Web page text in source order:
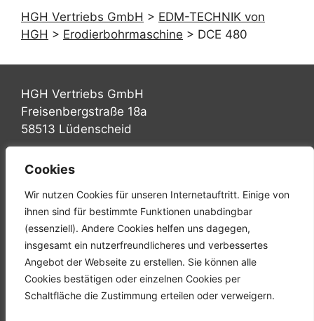
Cookies
Wir nutzen Cookies für unseren Internetauftritt. Einige von
ihnen sind für bestimmte Funktionen unabdingbar
(essenziell). Andere Cookies helfen uns dagegen,
insgesamt ein nutzerfreundlicheres und verbessertes
Angebot der Webseite zu erstellen. Sie können alle
Cookies bestätigen oder einzelnen Cookies per
Schaltfläche die Zustimmung erteilen oder verweigern.
HGH Vertriebs GmbH > EDM-TECHNIK von
HGH > Erodierbohrmaschine > DCE 480
HGH Vertriebs GmbH
Freisenbergstraße 18a
58513 Lüdenscheid
Tel.: +49 (0) 2351 947570
Mail: info@hgh-luedenscheid.de
Startseite
Unternehmen
Karriere
Downloads